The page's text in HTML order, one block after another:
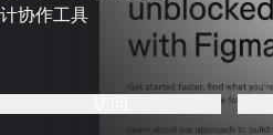
计协作工具